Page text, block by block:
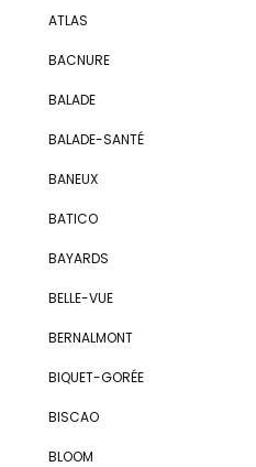
ATLAS
BACNURE
BALADE
BALADE-SANTÉ
BANEUX
BATICO
BAYARDS
BELLE-VUE
BERNALMONT
BIQUET-GORÉE
BISCAO
BLOOM